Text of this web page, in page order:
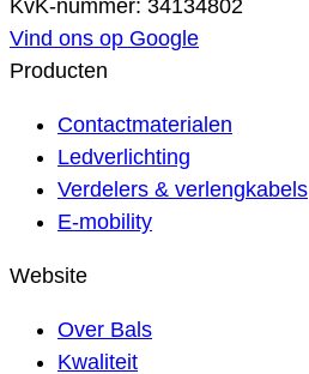
KvK-nummer: 34134802
Vind ons op Google
Producten
Contactmaterialen
Ledverlichting
Verdelers & verlengkabels
E-mobility
Website
Over Bals
Kwaliteit